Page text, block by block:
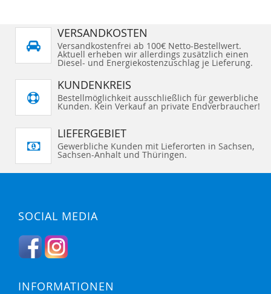
VERSANDKOSTEN
Versandkostenfrei ab 100€ Netto-Bestellwert.
Aktuell erheben wir allerdings zusätzlich einen
Diesel- und Energiekostenzuschlag je Lieferung.
KUNDENKREIS
Bestellmöglichkeit ausschließlich für gewerbliche
Kunden. Kein Verkauf an private Endverbraucher!
LIEFERGEBIET
Gewerbliche Kunden mit Lieferorten in Sachsen,
Sachsen-Anhalt und Thüringen.
SOCIAL MEDIA
INFORMATIONEN